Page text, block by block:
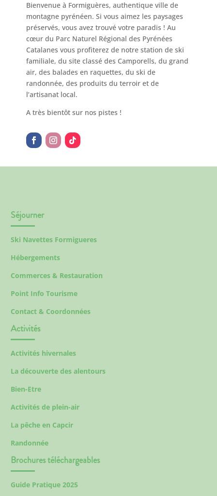
Bienvenue à Formiguères, authentique ville de
montagne pyrénéen. Si vous aimez les paysages
préservés, vous avez trouvé votre paradis ! Au
cœur du Parc Naturel Régional des Pyrénées
Catalanes vous profiterez de notre station de ski
familiale, du site classé des Camporells, du grand
air, des balades en raquettes, du ski de
randonnée, des produits du terroir et de
l’artisanat local.
A très bientôt sur nos pistes !
Séjourner
Ski Navettes Formigueres
Hébergements
Commerces & Restauration
Point Info Tourisme
Contact & Coordonnées
Activités
Activités hivernales
La découverte des alentours
Bien-Etre
Activités de plein-air
La pêche en Capcir
Randonnée
Brochures téléchargeables
Guide Pratique 2025